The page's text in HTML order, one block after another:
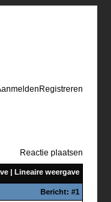
Registreren
Reactie plaatsen
| Lineaire weergave
Bericht: #1